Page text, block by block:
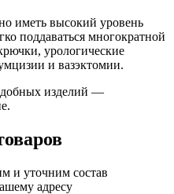
иметь высокий уровень
поддаваться многократной
урологические
и вазэктомии.
изделий —
и уточним состав
адресу